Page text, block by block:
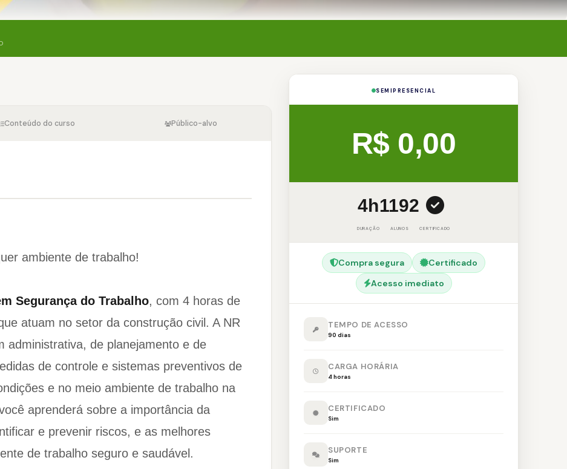
Conteúdo do curso Público-alvo
ambiente de trabalho!
Segurança do Trabalho, com 4 horas de
atuam no setor da construção civil. A NR
administrativa, de planejamento e de
de controle e sistemas preventivos de
e no meio ambiente de trabalho na
aprenderá sobre a importância da
e prevenir riscos, e as melhores
de trabalho seguro e saudável.
SEMIPRESENCIAL
R$ 0,00
4h
DURAÇÃO
1192
ALUNOS CERTIFICADO
Compra segura
Certificado
Acesso imediato
TEMPO DE ACESSO
90 dias
CARGA HORÁRIA
4 horas
CERTIFICADO
Sim
SUPORTE
Sim